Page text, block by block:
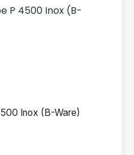
Inox (B-Ware)